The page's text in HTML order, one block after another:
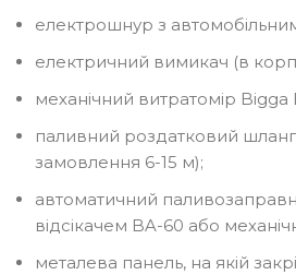
електрошнур з
електричний вимикач (в
механічний витратомір Bigga
паливний роздатковий
замовлення 6-15 м);
автоматичний
відсікачем BA-60 або
металева панель, на якій